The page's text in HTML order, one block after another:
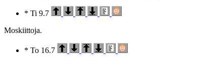
* Ti 9.7
Moskiittoja.
* To 16.7